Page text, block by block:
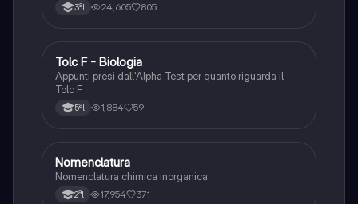
3ªl 24,605 805
Chimica
Tolc F - Biologia
Appunti presi dall'Alpha Test per quanto riguarda il
Tolc F
5ªl 1,884 59
Chimica
Nomenclatura
Nomenclatura chimica inorganica
2ªl 17,954 371